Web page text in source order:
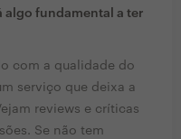
algo fundamental a ter
com a qualidade do
serviço que deixa a
reviews e críticas
Se não tem